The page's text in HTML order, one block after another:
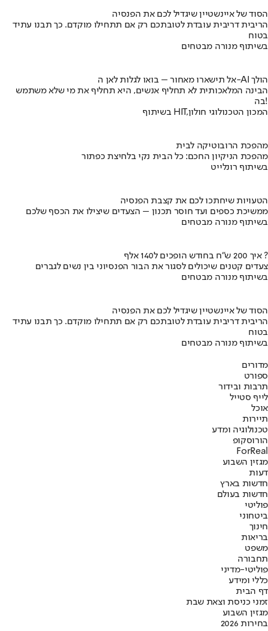
הסוד של איינשטיין שיגדיל לכם את הפנסיה
הריבית דריבית עובדת לטובתכם רק אם תתחילו מוקדם. כך תבנו עתיד
בטוח
בשיתוף מנורה מבטחים
אל תישארו מאחור – בואו לגלות לאן ה-AI הולך
הבינה המלאכותית לא תחליף אנשים, היא תחליף את מי שלא משתמש
בה!
בשיתוף HIT,המכון הטכנולוגי חולון
מהפכת הרובוטיקה לבית
מהפכת הניקיון החכם: כל הבית נקי בלחיצת כפתור
בשיתוף רונלייט
הטעויות שיחתכו לכם את קצבת הפנסיה
ממשיכת כספים ועד חוסר תכנון – הצעדים שיצילו את הכסף שלכם
בשיתוף מנורה מבטחים
איך 200 ש"ח בחודש הופכים ל140 אלף ?
צעדים קטנים שיכולים לסגור את הבור הפנסיוני בין נשים לגברים
בשיתוף מנורה מבטחים
הסוד של איינשטיין שיגדיל לכם את הפנסיה
הריבית דריבית עובדת לטובתכם רק אם תתחילו מוקדם. כך תבנו עתיד
בטוח
בשיתוף מנורה מבטחים
מדורים
ספורט
תרבות ובידור
לייף סטייל
אוכל
תיירות
טכנולוגיה ומדע
הורוסקופ
ForReal
מגזין השבוע
דעות
חדשות בארץ
חדשות בעולם
פוליטי
ביטחוני
חינוך
בריאות
משפט
תחבורה
פוליטי-מדיני
כללי ומידע
דף הבית
זמני כניסת וצאת שבת
מגזין השבוע
בחירות 2026